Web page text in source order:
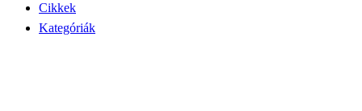
Cikkek
Kategóriák